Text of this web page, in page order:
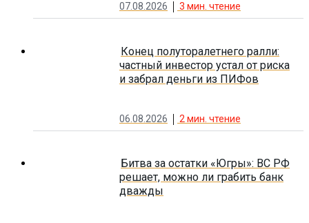
07.08.2026 3 мин. чтение
Конец полуторалетнего ралли:
частный инвестор устал от риска
и забрал деньги из ПИФов
06.08.2026 2 мин. чтение
Битва за остатки «Югры»: ВС РФ
решает, можно ли грабить банк
дважды